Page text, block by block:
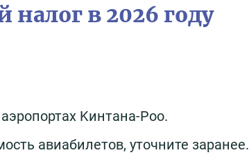
в 2026 году
Kинтaнa-Pοο.
авиабилетов, уточните заранее.